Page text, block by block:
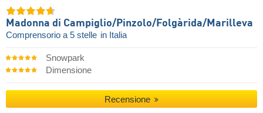
Madonna di Campiglio/​Pinzolo/​Folgàrida/​Marilleva
Comprensorio a 5 stelle in Italia
Snowpark
Dimensione
Recensione